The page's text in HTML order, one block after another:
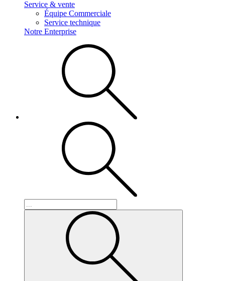
Service & vente
Équipe Commerciale
Service technique
Notre Enterprise